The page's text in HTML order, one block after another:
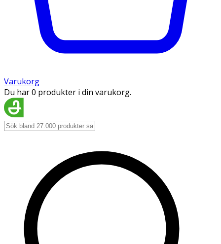
Varukorg
Du har 0 produkter i din varukorg.